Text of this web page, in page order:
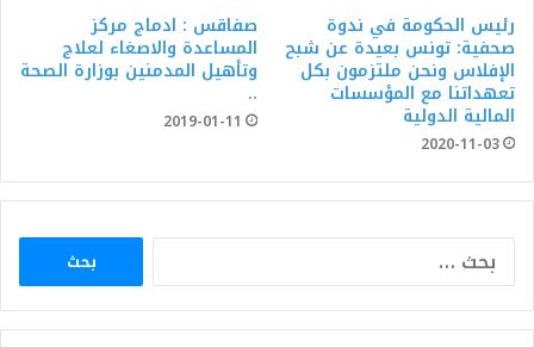
رئيس الحكومة في ندوة
صحفية: تونس بعيدة عن شبح
الإفلاس ونحن ملتزمون بكل
تعهداتنا مع المؤسسات
المالية الدولية
2020-11-03
صفاقس : ادماج مركز
المساعدة والاصغاء لعلاج
وتأهيل المدمنين بوزارة الصحة
..
2019-01-11
البحث